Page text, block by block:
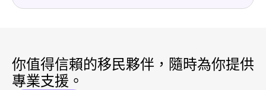
你值得信賴的移民夥伴，隨時為你提供
專業支援。